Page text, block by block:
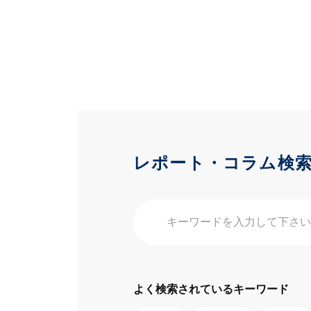
レポート・コラム検
よく検索されているキーワード